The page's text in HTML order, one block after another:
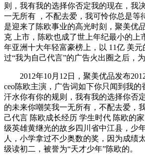
则，我有我的选择你否定我的现在，我
一无所有 ，不配去爱，我可怜你总是等
是迎来了陈欧事业的高光时刻，聚美优
克 上市，陈欧也成了世上年纪最小的上
年亚洲十大年轻富豪榜上，以 11亿 美
过“我为自己代言”的广告火出圈之后，为
2012年10月12日，聚美优品发布
ceo陈欧主演，广告词如下你只闻到我的
汗水你有你的规则，我有我的选择你否
的未来你嘲笑我一无所有，不配去爱，
己代言 陈欧成长经历 学生时代 陈欧的
级英雄黄继光的故乡四川省中江县，少
人，小学拿过不少奥数的奖，因为成绩
级读初二，被誉为“天才少年”陈欧的。